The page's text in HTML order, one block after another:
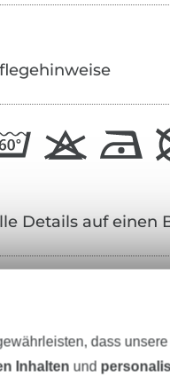
Details auf einen
dass
Inhalten und